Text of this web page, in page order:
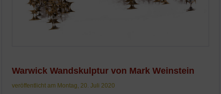
Warwick Wandskulptur von Mark Weinstein
veröffentlicht am Montag, 20. Juli 2020